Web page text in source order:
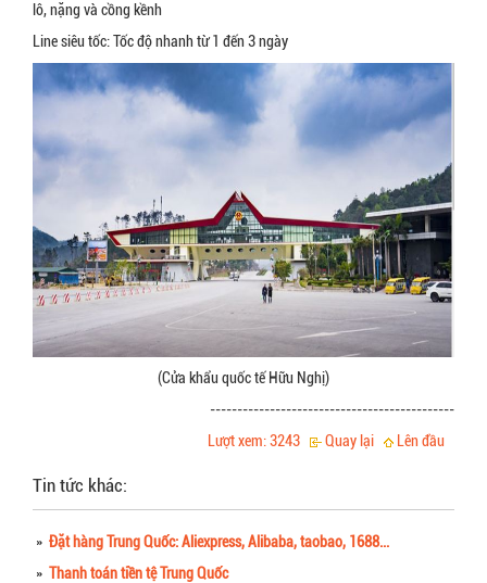
lô, nặng và cồng kềnh
Line siêu tốc: Tốc độ nhanh từ 1 đến 3 ngày
(Cửa khẩu quốc tế Hữu Nghị)
---------------------------------------------
Lượt xem: 3243
Quay lại Lên đầu
Tin tức khác:
» Đặt hàng Trung Quốc: Aliexpress, Alibaba, taobao, 1688...
» Thanh toán tiền tệ Trung Quốc